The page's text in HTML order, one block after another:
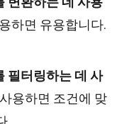
하면 유용합니다.
필터링하는 데 사
용하면 조건에 맞
.